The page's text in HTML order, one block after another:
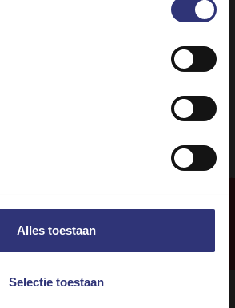
Alles toestaan
Selectie toestaan
Meerrecepten